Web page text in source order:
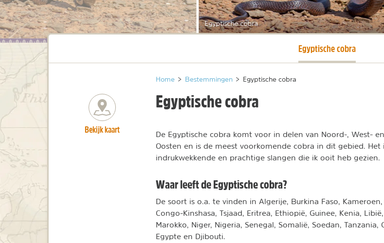
Egyptische cobra
Huidige pagina
Egyptische cobra
Home > Bestemmingen > Egyptische cobra
Egyptische cobra
De Egyptische cobra komt voor in delen van Noord-, West-
Oosten en is de meest voorkomende cobra in dit gebied. Het
indrukwekkende en prachtige slangen die ik ooit heb gezien.
Waar leeft de Egyptische cobra?
De soort is o.a. te vinden in Algerije, Burkina Faso,
Congo-Kinshasa, Tsjaad, Eritrea, Ethiopië, Guinee, Kenia,
Marokko, Niger, Nigeria, Senegal, Somalië, Soedan, Tanzania,
Egypte en Djibouti.
Bekijk kaart